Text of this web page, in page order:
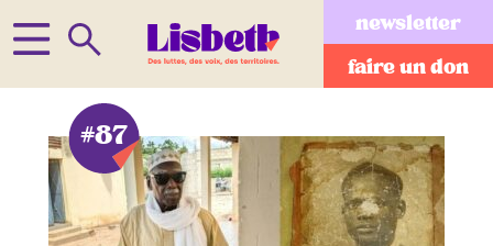
newsletter
faire un don
#87